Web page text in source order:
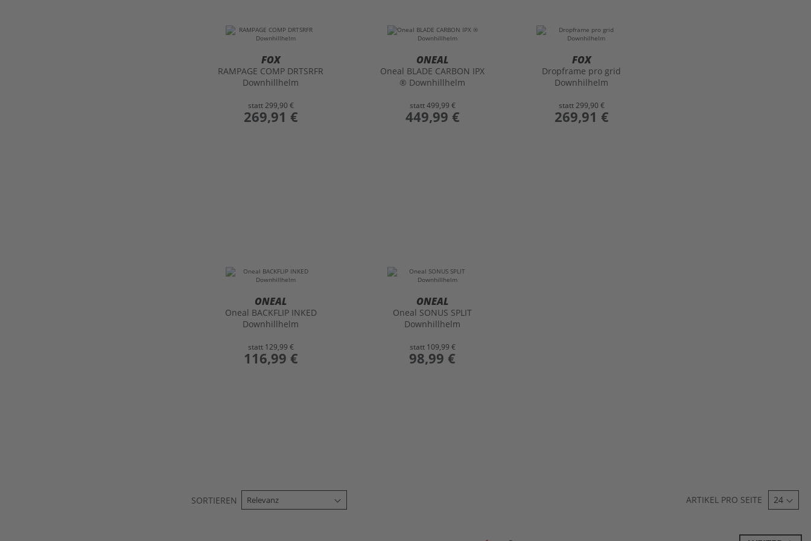
FOX
RAMPAGE COMP DRTSRFR
Downhillhelm
statt299,90 €
preis
269,91 €
ONEAL
Oneal BLADE CARBON IPX
® Downhillhelm
statt499,99 €
preis
449,99 €
FOX
Dropframe pro grid
Downhilhelm
statt299,90 €
preis
269,91 €
ONEAL
Oneal BACKFLIP INKED
Downhillhelm
statt 129,99 €
preis
116,99 €
ONEAL
Oneal SONUS SPLIT
Downhillhelm
statt 109,99 €
preis
98,99 €
SORTIEREN ARTIKEL PRO SEITE